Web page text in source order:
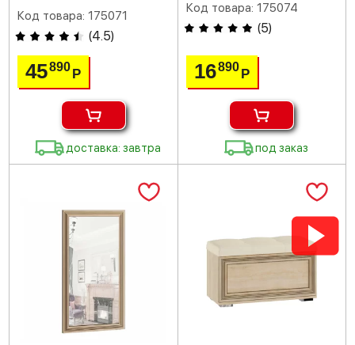
Код товара: 175071
(4.5)
45890Р
доставка: завтра
Код товара: 175074
(5)
16890 Р
под заказ